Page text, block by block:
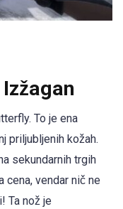
To je ena
priljubljenih kožah.
sekundarnih trgih
cena, vendar nič ne
Ta nož je